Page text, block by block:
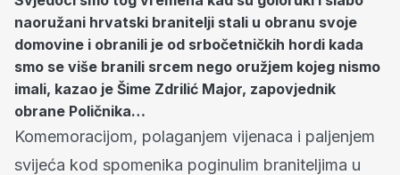
naoružani hrvatski branitelji stali u obranu svoje
domovine i obranili je od srbočetničkih hordi kada
smo se više branili srcem nego oružjem kojeg nismo
imali, kazao je Šime Zdrilić Major, zapovjednik
obrane Poličnika…
Komemoracijom, polaganjem vijenaca i paljenjem
svijeća kod spomenika poginulim braniteljima u